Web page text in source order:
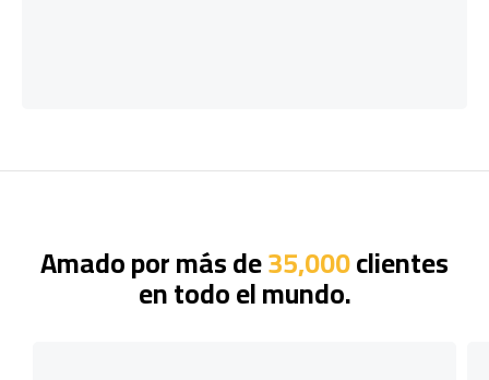
Amado por más de35,000clientes
en todo el mundo.